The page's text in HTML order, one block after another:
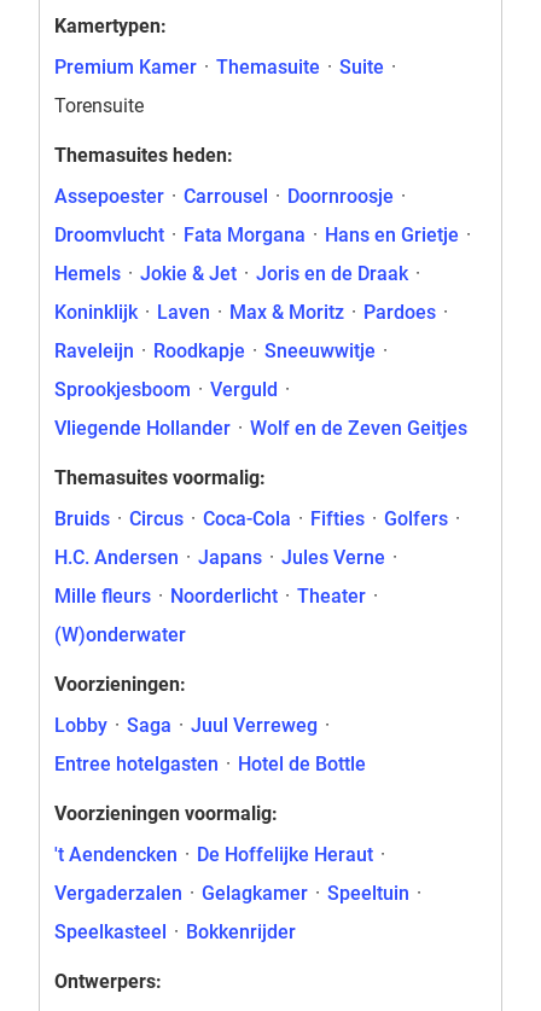
Kamertypen:
Premium Kamer · Themasuite · Suite ·
Torensuite
Themasuites heden:
Assepoester · Carrousel · Doornroosje ·
Droomvlucht · Fata Morgana · Hans en Grietje ·
Hemels · Jokie & Jet · Joris en de Draak ·
Koninklijk · Laven · Max & Moritz · Pardoes ·
Raveleijn · Roodkapje · Sneeuwwitje ·
Sprookjesboom · Verguld ·
Vliegende Hollander · Wolf en de Zeven Geitjes
Themasuites voormalig:
Bruids · Circus · Coca-Cola · Fifties · Golfers ·
H.C. Andersen · Japans · Jules Verne ·
Mille fleurs · Noorderlicht · Theater ·
(W)onderwater
Voorzieningen:
Lobby · Saga · Juul Verreweg ·
Entree hotelgasten · Hotel de Bottle
Voorzieningen voormalig:
't Aendencken · De Hoffelijke Heraut ·
Vergaderzalen · Gelagkamer · Speeltuin ·
Speelkasteel
· Bokkenrijder
Ontwerpers: